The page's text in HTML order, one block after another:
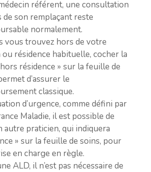
référent, une consultation
de son remplaçant reste
normalement.
vous trouvez hors de votre
résidence habituelle, cocher la
résidence » sur la feuille de
d’assurer le
classique.
d’urgence, comme défini par
Maladie, il est possible de
autre praticien, qui indiquera
» sur la feuille de soins, pour
en charge en règle.
ALD, il n’est pas nécessaire de